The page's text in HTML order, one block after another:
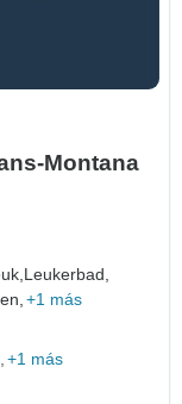
Montana
Leukerbad,
+1 más
+1 más